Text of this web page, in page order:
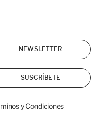
NEWSLETTER
SUSCRÍBETE
y Condiciones